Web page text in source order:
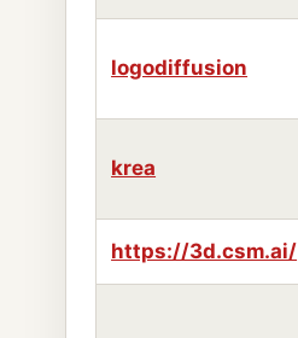
logodiffusion
krea
https://3d.csm.ai/